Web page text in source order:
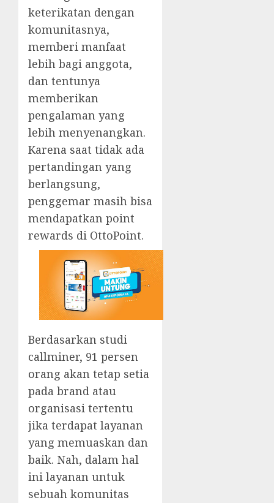
keterikatan dengan
komunitasnya,
memberi manfaat
lebih bagi anggota,
dan tentunya
memberikan
pengalaman yang
lebih menyenangkan.
Karena saat tidak ada
pertandingan yang
berlangsung,
penggemar masih bisa
mendapatkan point
rewards di OttoPoint.
Berdasarkan studi
callminer, 91 persen
orang akan tetap setia
pada brand atau
organisasi tertentu
jika terdapat layanan
yang memuaskan dan
baik. Nah, dalam hal
ini layanan untuk
sebuah komunitas